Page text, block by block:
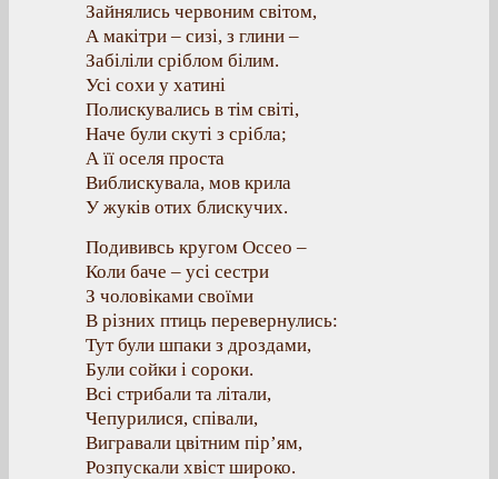
Зайнялись червоним світом,
А макітри – сизі, з глини –
Забіліли сріблом білим.
Усі сохи у хатині
Полискувались в тім світі,
Наче були скуті з срібла;
А її оселя проста
Виблискувала, мов крила
У жуків отих блискучих.
Подививсь кругом Оссео –
Коли баче – усі сестри
З чоловіками своїми
В різних птиць перевернулись:
Тут були шпаки з дроздами,
Були сойки і сороки.
Всі стрибали та літали,
Чепурилися, співали,
Вигравали цвітним пір’ям,
Розпускали хвіст широко.